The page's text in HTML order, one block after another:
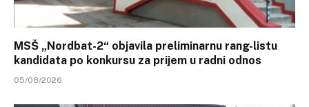
MSŠ „Nordbat-2“ objavila preliminarnu rang-listu
kandidata po konkursu za prijem u radni odnos
05/08/2026